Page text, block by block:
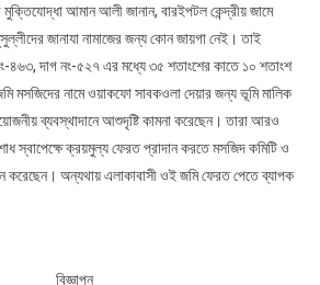
মুক্তিযোদ্ধা আমান আলী জানান, বারইপটল কেন্দ্রীয় জামে
জানাযা নামাজের জন্য কোন জায়গা নেই। তাই
৪৬৩, দাগ নং-৫২৭ এর মধ্যে ৩৫ শতাংশের কাতে ১০ শতাংশ
মসজিদের নামে ওয়াকফো সাবকওলা দেয়ার জন্য ভূমি মালিক
ব্যবস্থাদানে আশুদৃষ্টি কামনা করেছেন। তারা আরও
স্বাপেক্ষে ক্রয়মুল্য ফেরত প্রাদান করতে মসজিদ কমিটি ও
অন্যথায় এলাকাবাসী ওই জমি ফেরত পেতে ব্যাপক
বিজ্ঞাপন